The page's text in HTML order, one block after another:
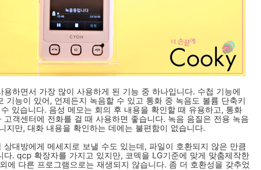
용하면서 가장 많이 사용하게 된 기능 중 하나입니다. 수첩 기능에
기능이 있어, 언제든지 녹음할 수 있고 통화 중 녹음도 볼륨 단축키
있습니다. 음성 메모는 회의 후 내용을 확인할 때 유용하고, 통화
고객센터에 전화를 걸 때 사용하면 좋습니다. 녹음 음질은 전용 녹음
지만, 대화 내용을 확인하는 데에는 불편함이 없습니다.
상대방에게 메세지로 보낼 수도 있는데, 파일이 호환되지 않은 만큼
다. qcp 확장자를 가지고 있지만, 코덱을 LG기준에 맞게 맞춤제작한
에 다른 프로그램으로는 재생되지 않습니다. 좀 더 호환성을 갖추었